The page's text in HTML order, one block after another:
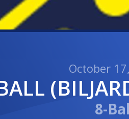
October
8-